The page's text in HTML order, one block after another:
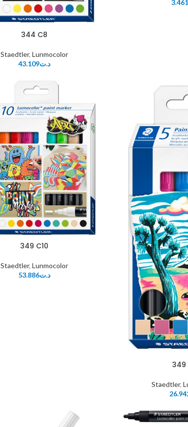
344 C8
Staedtler,Lunmocolor
د.ت43.109
3.461
349 C10
Staedtler,Lunmocolor
د.ت53.886
349
Staedtler,